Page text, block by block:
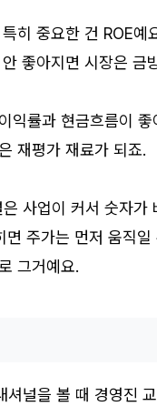
히 중요한 건 ROE예
좋아지면 시장은 금
익률과 현금흐름이 좋
재평가 재료가 되죠.
사업이 커서 숫자가
주가는 먼저 움직일
그거예요.
셔널을 볼 때 경영진